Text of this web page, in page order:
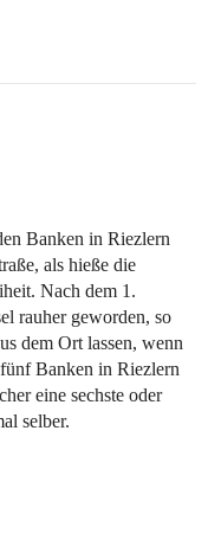
Banken in Riezlern
als hieße die
Nach dem 1.
rauher geworden, so
dem Ort lassen, wenn
Banken in Riezlern
eine sechste oder
selber.